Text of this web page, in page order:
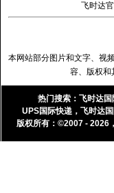
飞时达
本网站部分图片和文字、视
容、版权和
热门搜索： 飞时达国
UPS国际快递 ， 飞时达
版权所有：©2007 - 2026，